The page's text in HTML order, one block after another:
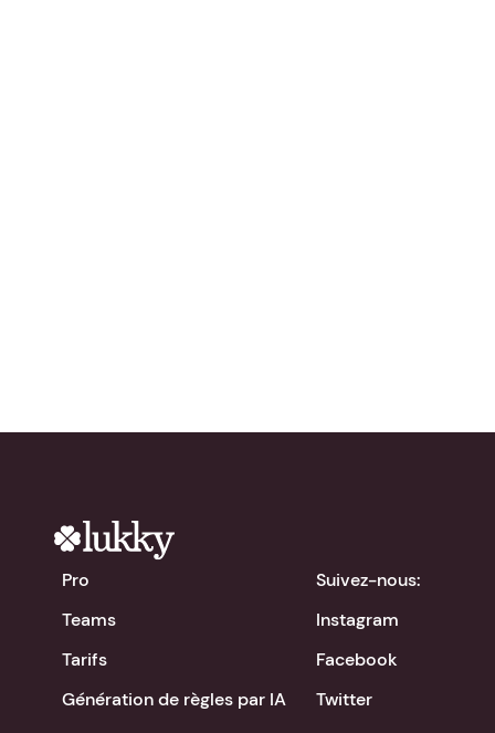
Pro
Teams
Tarifs
Génération de règles par IA
Suivez-nous:
Instagram
Facebook
Twitter